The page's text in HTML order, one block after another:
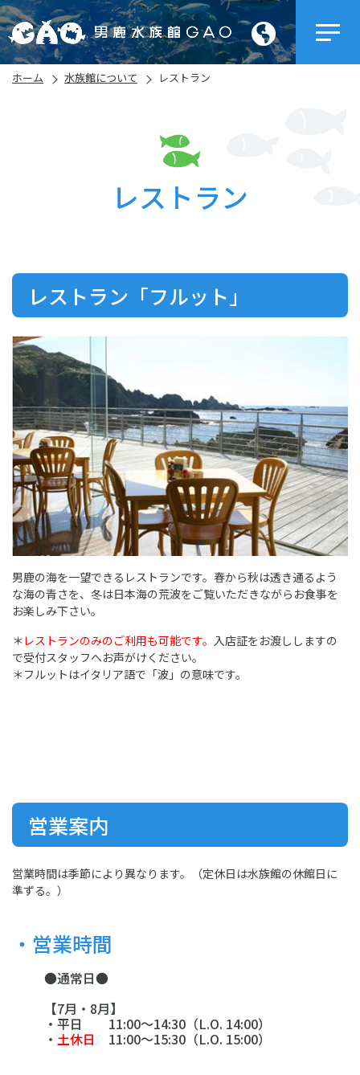
ホーム 水族館について レストラン
レストラン
レストラン「フルット」
男鹿の海を一望できるレストランです。春から秋は透き通るよう
な海の青さを、冬は日本海の荒波をご覧いただきながらお食事を
お楽しみ下さい。
＊ レストランのみのご利用も可能です。 入店証をお渡ししますの
で受付スタッフへお声がけください。
＊フルットはイタリア語で「波」の意味です。
営業案内
営業時間は季節により異なります。（定休日は水族館の休館日に
準ずる。）
・営業時間
●通常日●
【7月・8月】
・平日 11:00～14:30（L.O. 14:00）
・ 土休日 11:00～15:30（L.O. 15:00）